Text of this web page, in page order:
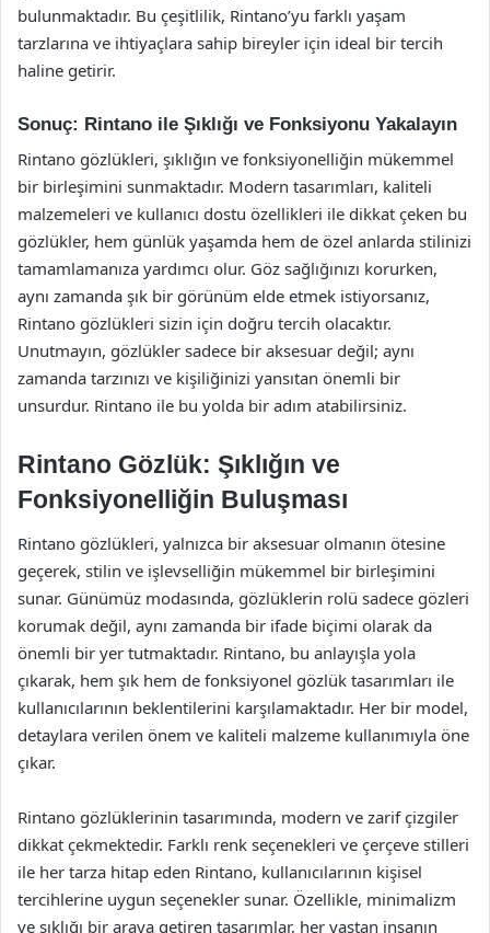
bulunmaktadır. Bu çeşitlilik, Rintano’yu farklı yaşam
tarzlarına ve ihtiyaçlara sahip bireyler için ideal bir tercih
haline getirir.
Sonuç: Rintano ile Şıklığı ve Fonksiyonu Yakalayın
Rintano gözlükleri, şıklığın ve fonksiyonelliğin mükemmel
bir birleşimini sunmaktadır. Modern tasarımları, kaliteli
malzemeleri ve kullanıcı dostu özellikleri ile dikkat çeken bu
gözlükler, hem günlük yaşamda hem de özel anlarda stilinizi
tamamlamanıza yardımcı olur. Göz sağlığınızı korurken,
aynı zamanda şık bir görünüm elde etmek istiyorsanız,
Rintano gözlükleri sizin için doğru tercih olacaktır.
Unutmayın, gözlükler sadece bir aksesuar değil; aynı
zamanda tarzınızı ve kişiliğinizi yansıtan önemli bir
unsurdur. Rintano ile bu yolda bir adım atabilirsiniz.
Rintano Gözlük: Şıklığın ve
Fonksiyonelliğin Buluşması
Rintano gözlükleri, yalnızca bir aksesuar olmanın ötesine
geçerek, stilin ve işlevselliğin mükemmel bir birleşimini
sunar. Günümüz modasında, gözlüklerin rolü sadece gözleri
korumak değil, aynı zamanda bir ifade biçimi olarak da
önemli bir yer tutmaktadır. Rintano, bu anlayışla yola
çıkarak, hem şık hem de fonksiyonel gözlük tasarımları ile
kullanıcılarının beklentilerini karşılamaktadır. Her bir model,
detaylara verilen önem ve kaliteli malzeme kullanımıyla öne
çıkar.
Rintano gözlüklerinin tasarımında, modern ve zarif çizgiler
dikkat çekmektedir. Farklı renk seçenekleri ve çerçeve stilleri
ile her tarza hitap eden Rintano, kullanıcılarının kişisel
tercihlerine uygun seçenekler sunar. Özellikle, minimalizm
ve şıklığı bir araya getiren tasarımlar, her yaştan insanın